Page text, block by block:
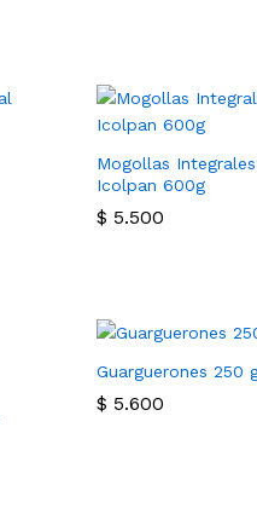
Mogollas Integrales
Icolpan 600g
$ 5.500
$ 5.500
Guarguerones 250
$ 5.600
$ 5.600